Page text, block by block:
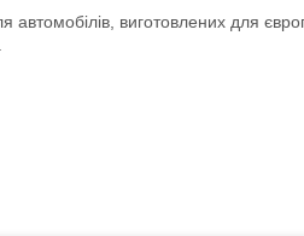
автомобілів, виготовлених для